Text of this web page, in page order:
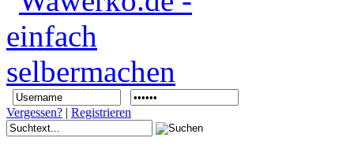
Vergessen? | Registrieren